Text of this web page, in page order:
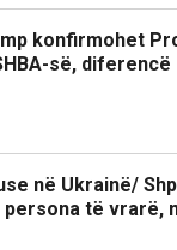
konfirmohet
së,
në Ukrainë/
të vrarë,